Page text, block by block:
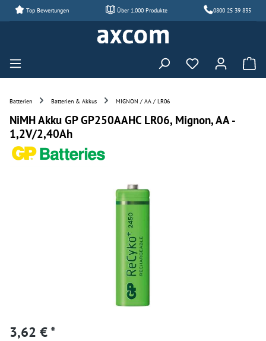
Zum Hauptinhalt springen
Top Bewertungen Über 1.000 Produkte 0800 25 39 835
Du hast 0
Batterien Batterien & Akkus MIGNON / AA / LR06
NiMH Akku GP GP250AAHC LR06, Mignon, AA -
1,2V/2,40Ah
3,62 € *